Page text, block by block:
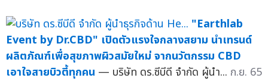
"Earthlab
Event by Dr.CBD" เปิดตัวแรงใจกลางสยาม นำเทรนด์
ผลิตภัณฑ์เพื่อสุขภาพผิวสมัยใหม่ จากนวัตกรรม CBD
เอาใจสายบิวตี้ทุกคน — บริษัท ดร.ซีบีดี จำกัด ผู้นำ... ก.ย. 65